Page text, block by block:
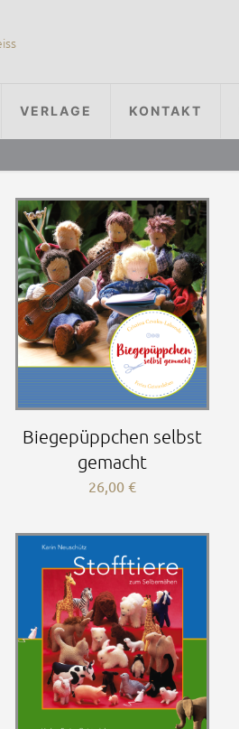
VERLAGE KONTAKT
Biegepüppchen selbst
gemacht
26,00€